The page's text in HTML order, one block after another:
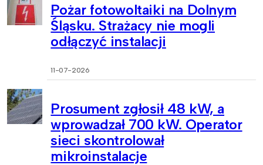
Pożar fotowoltaiki na Dolnym
Śląsku. Strażacy nie mogli
odłączyć instalacji
11-07-2026
Prosument zgłosił 48 kW, a
wprowadzał 700 kW. Operator
sieci skontrolował
mikroinstalacje